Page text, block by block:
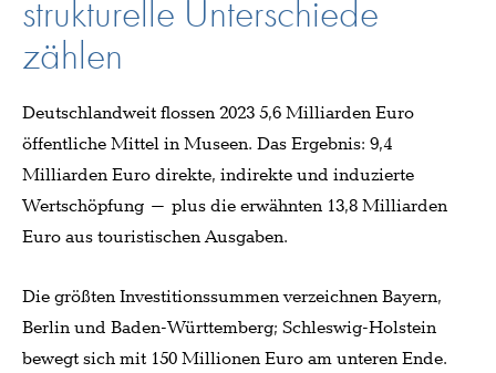
strukturelle Unterschiede
zählen
Deutschlandweit flossen 2023 5,6 Milliarden Euro
öffentliche Mittel in Museen. Das Ergebnis: 9,4
Milliarden Euro direkte, indirekte und induzierte
Wertschöpfung – plus die erwähnten 13,8 Milliarden
Euro aus touristischen Ausgaben.
Die größten Investitionssummen verzeichnen Bayern,
Berlin und Baden-Württemberg; Schleswig-Holstein
bewegt sich mit 150 Millionen Euro am unteren Ende.